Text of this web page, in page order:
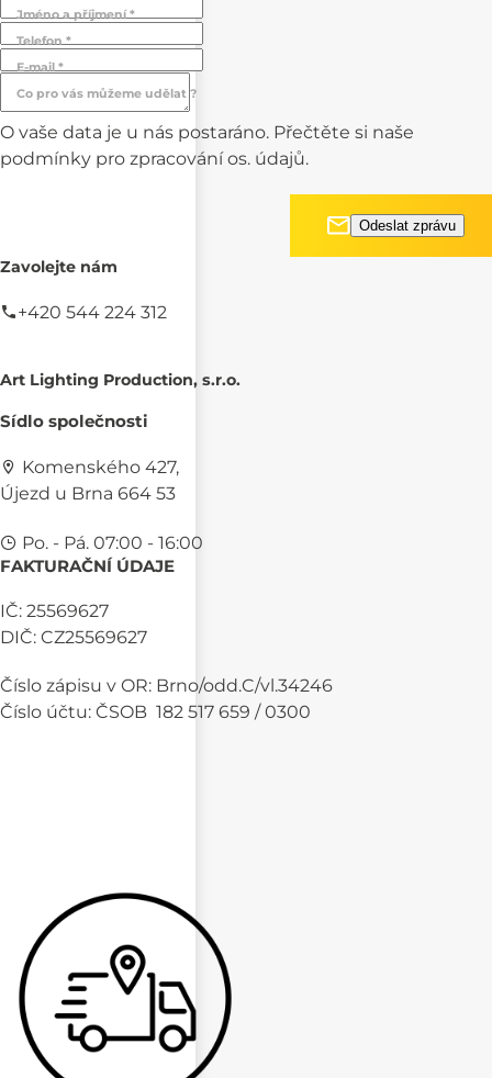
Jméno a příjmení *
Telefon *
E-mail *
Co pro vás můžeme udělat ?
O vaše data je u nás postaráno. Přečtěte si naše
podmínky pro zpracování os. údajů.
Zavolejte nám
+420 544 224 312
Art Lighting Production, s.r.o.
Sídlo společnosti
Komenského 427,
Újezd u Brna 664 53
Po. - Pá. 07:00 - 16:00
FAKTURAČNÍ ÚDAJE
IČ: 25569627
DIČ: CZ25569627
Číslo zápisu v OR: Brno/odd.C/vl.34246
Číslo účtu: ČSOB 182 517 659 / 0300